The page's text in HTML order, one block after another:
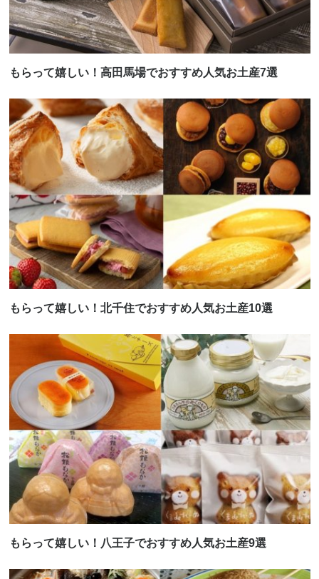
もらって嬉しい！高田馬場でおすすめ人気お土産7選
もらって嬉しい！北千住でおすすめ人気お土産10選
もらって嬉しい！八王子でおすすめ人気お土産9選